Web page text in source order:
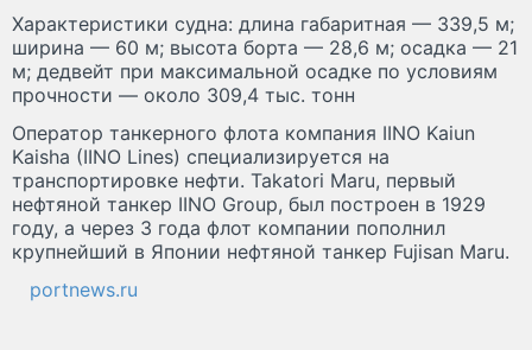
Характеристики судна: длина габаритная — 339,5 м;
ширина — 60 м; высота борта — 28,6 м; осадка — 21
м; дедвейт при максимальной осадке по условиям
прочности — около 309,4 тыс. тонн
Оператор танкерного флота компания IINO Kaiun
Kaisha (IINO Lines) специализируется на
транспортировке нефти. Takatori Maru, первый
нефтяной танкер IINO Group, был построен в 1929
году, а через 3 года флот компании пополнил
крупнейший в Японии нефтяной танкер Fujisan Maru.
portnews.ru